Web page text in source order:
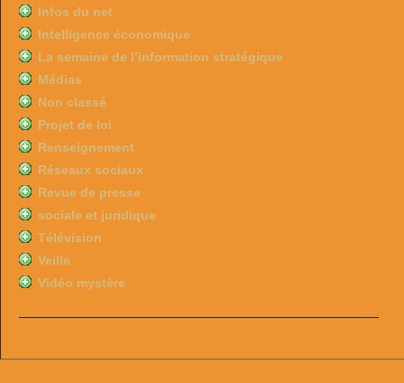
Infos du net
Intelligence économique
La semaine de l’information stratégique
Médias
Non classé
Projet de loi
Renseignement
Réseaux sociaux
Revue de presse
sociale et juridique
Télévision
Veille
Vidéo mystère